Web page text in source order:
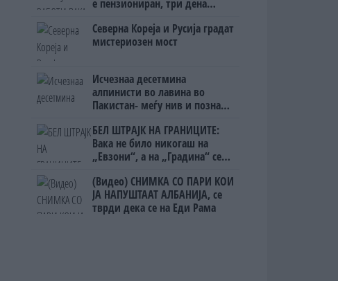
е пензиониран, три дена
на бизнисменот Марковски
Северна Кореја и Русија градат
мистериозен мост
Исчезнаа десетмина
алпинисти во лавина во
Пакистан- меѓу нив и познат
БЕЛ ШТРАЈК НА ГРАНИЦИТЕ:
Вака не било никогаш на
„Евзони“, а на „Градина“ се
(Видео) СНИМКА СО ПАРИ КОИ
ЈА НАПУШТААТ АЛБАНИЈА, се
тврди дека се на Еди Рама